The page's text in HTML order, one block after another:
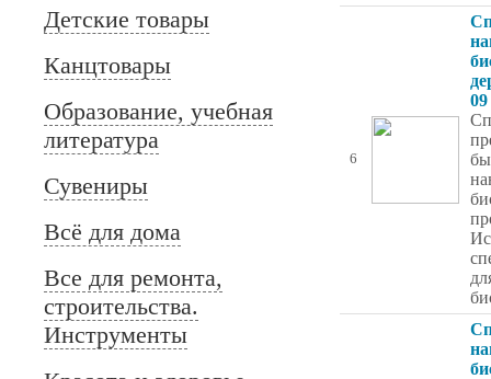
Детские товары
Канцтовары
Образование, учебная
литература
Сувениры
Всё для дома
Все для ремонта,
строительства.
Инструменты
6
09